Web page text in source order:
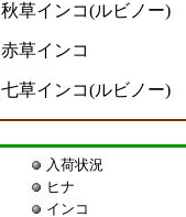
秋草インコ(ルビノー)
赤草インコ
七草インコ(ルビノー)
入荷状況
ヒナ
インコ